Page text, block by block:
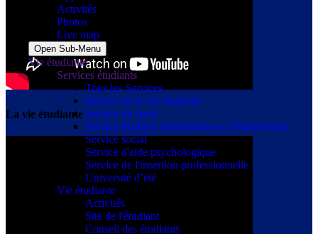
Activités
Photos
Live map
Open Sub-Menu
Vie étudiante
Services étudiants
Tous les Services
Service de la vie étudiante
Service du sport
Service étudiant d'information et d'orientation
Service social
Service d'aide psychologique
Service de l'insertion professionnelle
Université d’été
Vie étudiante
Activités
Site de l'étudiant
Conseil des étudiants
La vie étudiante